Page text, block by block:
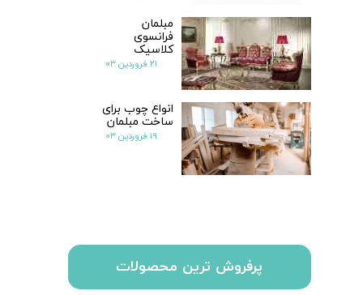
پرفروش ترین محصولات
مبلمان
فرانسوی
کلاسیک
۲۱ فروردین ۰۳
انواع چوب برای
ساخت مبلمان
۱۹ فروردین ۰۳